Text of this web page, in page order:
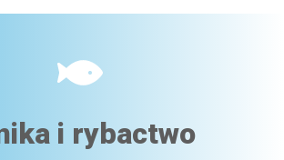
i rybactwo